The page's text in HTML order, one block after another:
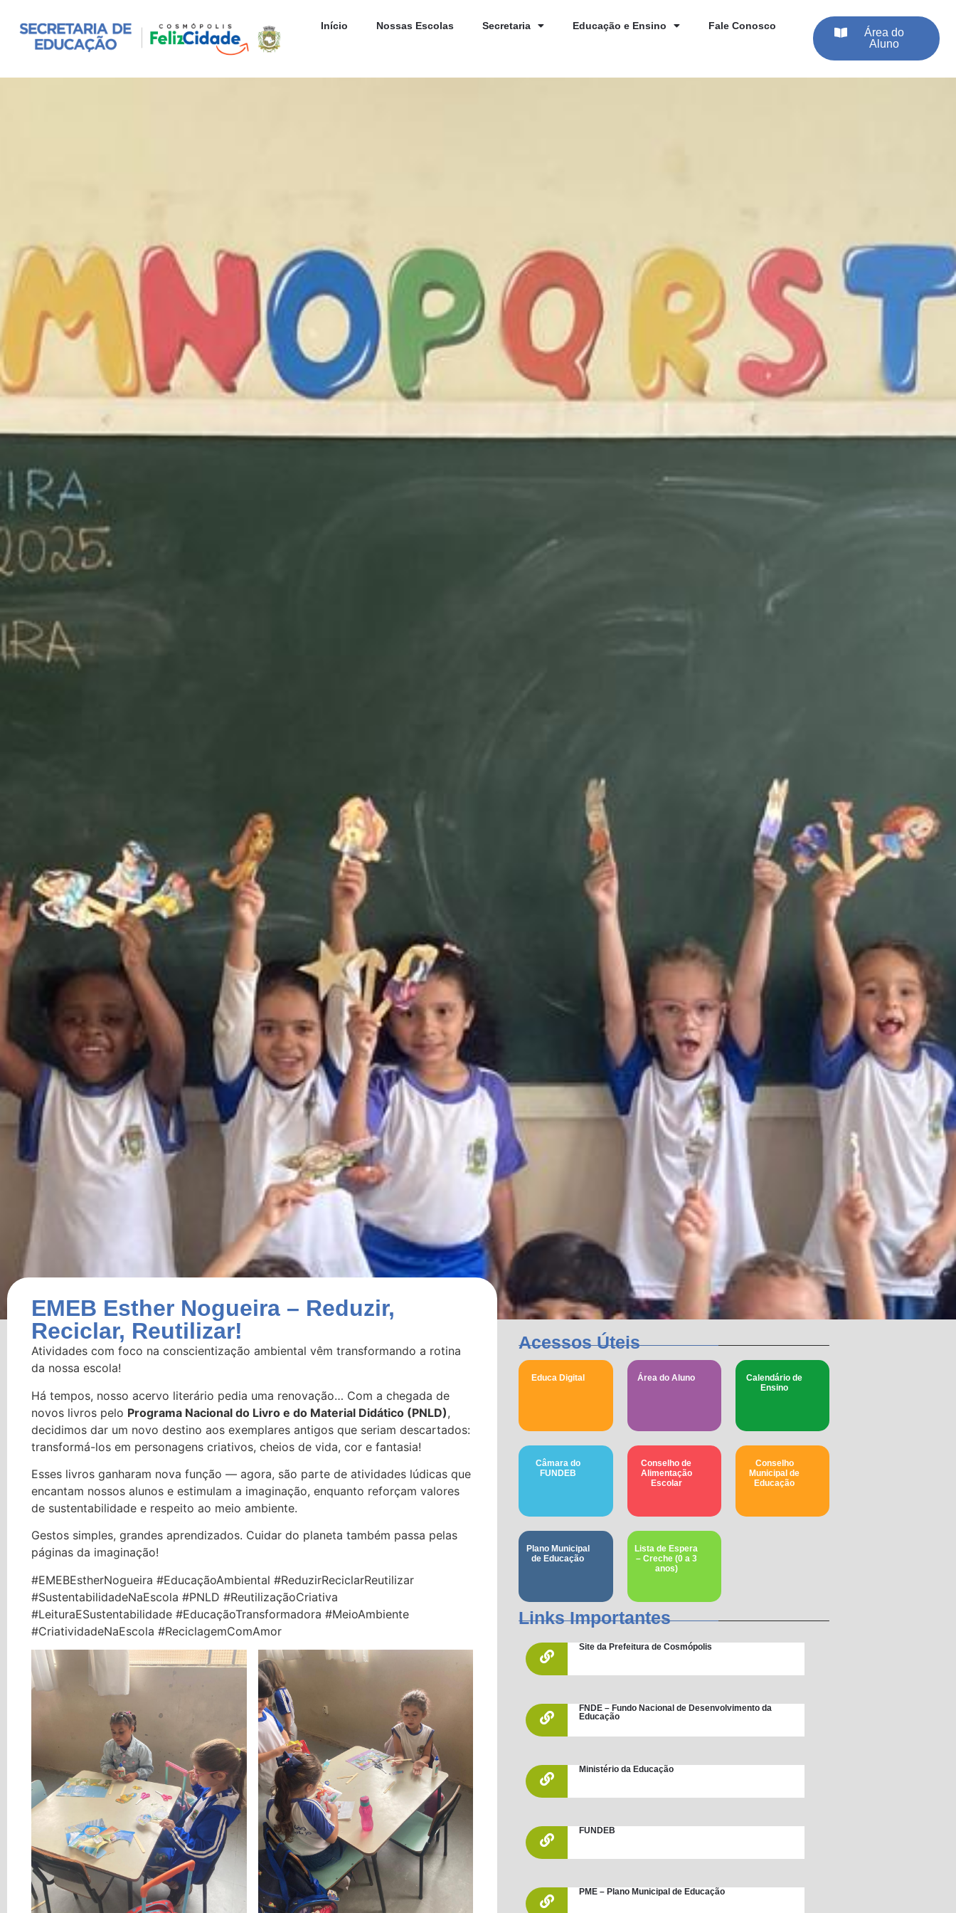
Início Nossas Escolas Secretaria Educação e Ensino Fale Conosco
Área do
Aluno
EMEB Esther Nogueira – Reduzir,
Reciclar, Reutilizar!
Atividades com foco na conscientização ambiental vêm transformando a rotina
da nossa escola!
Há tempos, nosso acervo literário pedia uma renovação… Com a chegada de
novos livros pelo Programa Nacional do Livro e do Material Didático (PNLD),
decidimos dar um novo destino aos exemplares antigos que seriam descartados:
transformá-los em personagens criativos, cheios de vida, cor e fantasia!
Esses livros ganharam nova função — agora, são parte de atividades lúdicas que
encantam nossos alunos e estimulam a imaginação, enquanto reforçam valores
de sustentabilidade e respeito ao meio ambiente.
Gestos simples, grandes aprendizados. Cuidar do planeta também passa pelas
páginas da imaginação!
#EMEBEstherNogueira #EducaçãoAmbiental #ReduzirReciclarReutilizar
#SustentabilidadeNaEscola #PNLD #ReutilizaçãoCriativa
#LeituraESustentabilidade #EducaçãoTransformadora #MeioAmbiente
#CriatividadeNaEscola #ReciclagemComAmor
Acessos Úteis
Educa Digital Área do Aluno
Calendário de
Ensino
Câmara do
FUNDEB
Conselho de
Alimentação
Escolar
Conselho
Municipal de
Educação​
Plano Municipal
de Educação
Lista de Espera
– Creche (0 a 3
anos)
Links Importantes
Site da Prefeitura de Cosmópolis
FNDE – Fundo Nacional de Desenvolvimento da
Educação
Ministério da Educação
FUNDEB
PME – Plano Municipal de Educação